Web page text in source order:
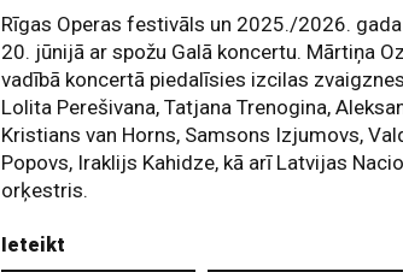
Rīgas Operas festivāls un 2025./2026.
20. jūnijā ar spožu Galā koncertu. Mārtiņa
vadībā koncertā piedalīsies izcilas
Lolita Perešivana, Tatjana Trenogina,
Kristians van Horns, Samsons Izjumovs,
Popovs, Iraklijs Kahidze, kā arī Latvijas
orķestris.
Ieteikt